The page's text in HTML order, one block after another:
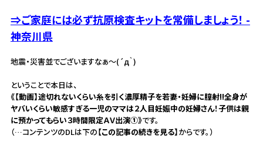
⇒ご家庭には必ず抗原検査キットを常備しましょう！ -
神奈川県
地震・災害並でございますなぁ～(´д｀)
ということで本日は、
《【動画】途切れないくらい糸を引く濃厚精子を若妻・妊婦に膣射!!全身が
ヤバいくらい敏感すぎる一児のママは２人目妊娠中の妊婦さん！子供は親
に預かってもらい３時間限定ＡＶ出演①》です。
（…コンテンツのDLは下の【この記事の続きを見る】からです。）